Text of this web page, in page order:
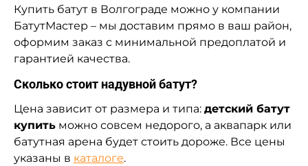
Купить батут в Волгограде можно у компании
БатутМастер – мы доставим прямо в ваш район,
оформим заказ с минимальной предоплатой и
гарантией качества.
Сколько стоит надувной батут?
Цена зависит от размера и типа: детский батут
купить можно совсем недорого, а аквапарк или
батутная арена будет стоить дороже. Все цены
указаны в каталоге.